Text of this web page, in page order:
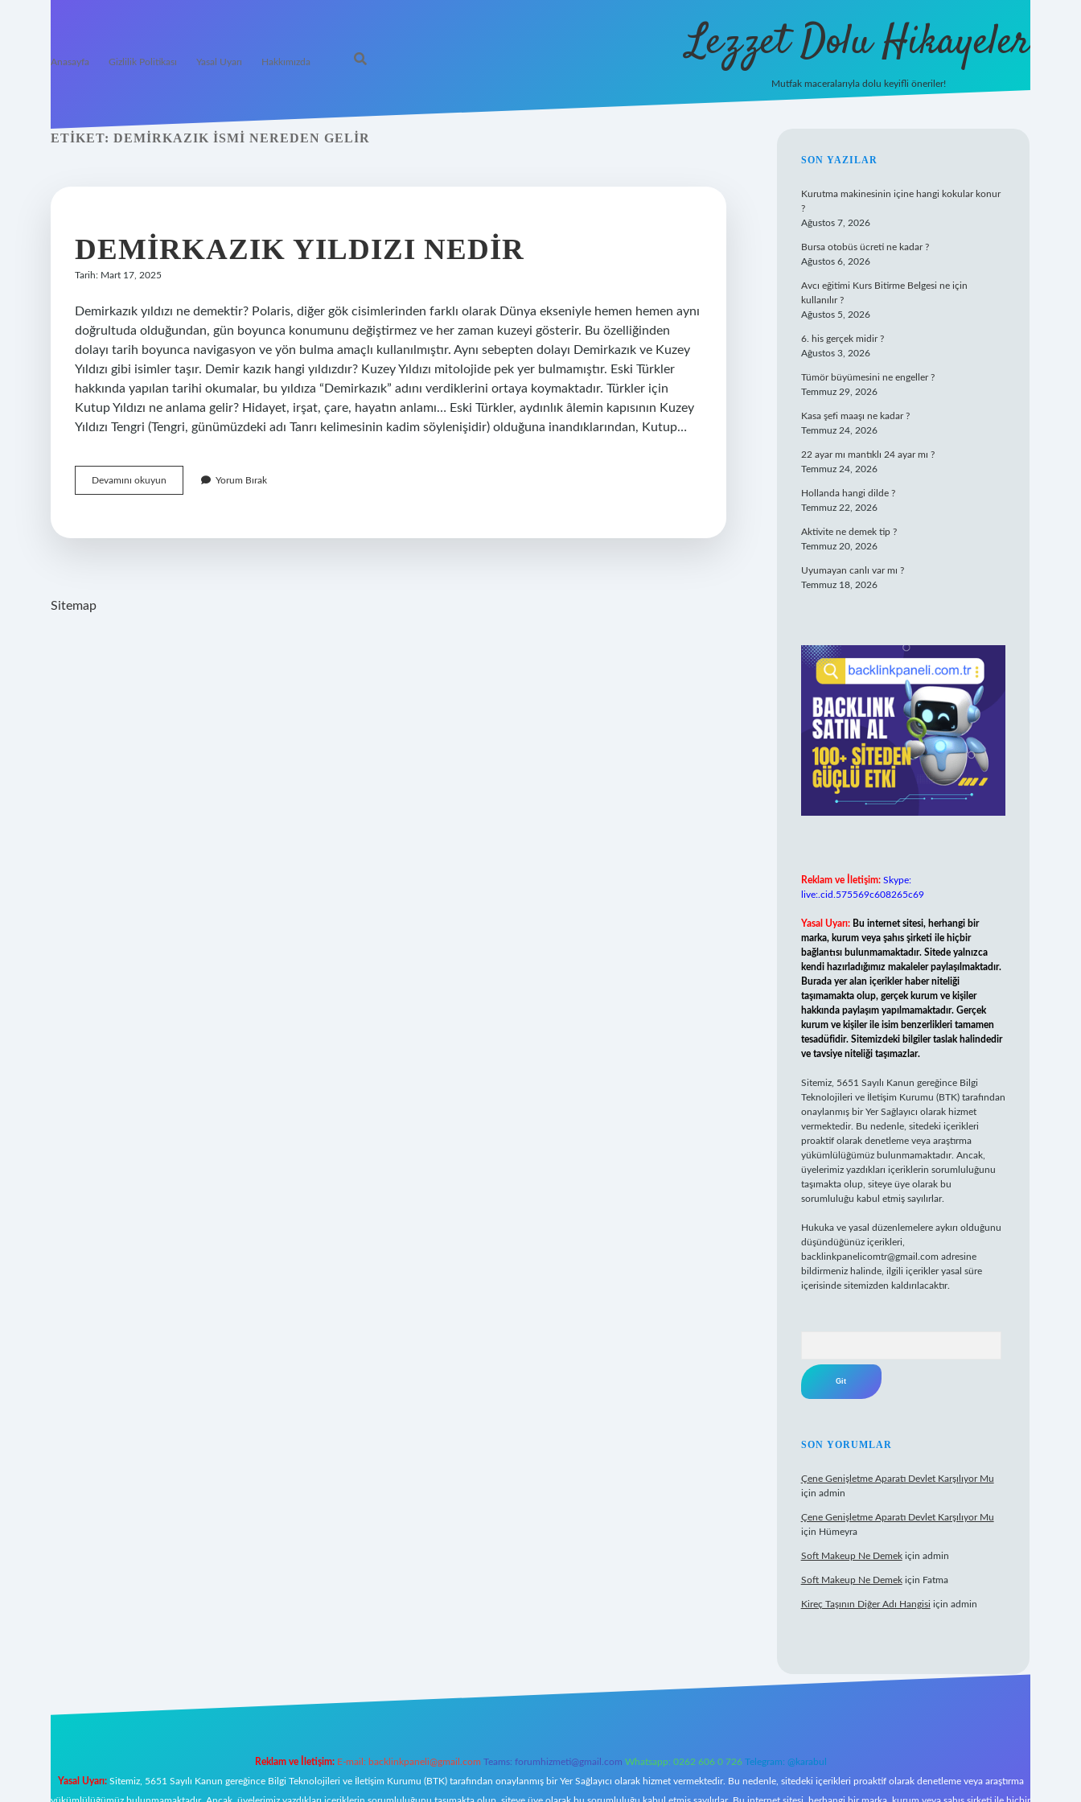
Anasayfa Gizlilik Politikası Yasal Uyarı Hakkımızda Lezzet Dolu Hikayeler
Mutfak maceralarıyla dolu keyifli öneriler!
ETIKET: DEMIRKAZIK ISMI NEREDEN GELIR
DEMIRKAZIK YILDIZI NEDIR
Tarih: Mart 17, 2025
Demirkazık yıldızı ne demektir? Polaris, diğer gök cisimlerinden farklı olarak Dünya ekseniyle hemen hemen aynı
doğrultuda olduğundan, gün boyunca konumunu değiştirmez ve her zaman kuzeyi gösterir. Bu özelliğinden
dolayı tarih boyunca navigasyon ve yön bulma amaçlı kullanılmıştır. Aynı sebepten dolayı Demirkazık ve Kuzey
Yıldızı gibi isimler taşır. Demir kazık hangi yıldızdır? Kuzey Yıldızı mitolojide pek yer bulmamıştır. Eski Türkler
hakkında yapılan tarihi okumalar, bu yıldıza “Demirkazık” adını verdiklerini ortaya koymaktadır. Türkler için
Kutup Yıldızı ne anlama gelir? Hidayet, irşat, çare, hayatın anlamı… Eski Türkler, aydınlık âlemin kapısının Kuzey
Yıldızı Tengri (Tengri, günümüzdeki adı Tanrı kelimesinin kadim söylenişidir) olduğuna inandıklarından, Kutup…
Devamını okuyun Demirkazık
Yıldızı
Yorum Bırak
Sitemap
SIDEBAR
SON YAZILAR
Kurutma makinesinin içine hangi kokular konur
?
Ağustos 7, 2026
Bursa otobüs ücreti ne kadar ?
Ağustos 6, 2026
Avcı eğitimi Kurs Bitirme Belgesi ne için
kullanılır ?
Ağustos 5, 2026
6. his gerçek midir ?
Ağustos 3, 2026
Tümör büyümesini ne engeller ?
Temmuz 29, 2026
Kasa şefi maaşı ne kadar ?
Temmuz 24, 2026
22 ayar mı mantıklı 24 ayar mı ?
Temmuz 24, 2026
Hollanda hangi dilde ?
Temmuz 22, 2026
Aktivite ne demek tip ?
Temmuz 20, 2026
Uyumayan canlı var mı ?
Temmuz 18, 2026
Reklam ve İletişim: Skype:
live:.cid.575569c608265c69
Yasal Uyarı: Bu internet sitesi, herhangi bir
marka, kurum veya şahıs şirketi ile hiçbir
bağlantısı bulunmamaktadır. Sitede yalnızca
kendi hazırladığımız makaleler paylaşılmaktadır.
Burada yer alan içerikler haber niteliği
taşımamakta olup, gerçek kurum ve kişiler
hakkında paylaşım yapılmamaktadır. Gerçek
kurum ve kişiler ile isim benzerlikleri tamamen
tesadüfidir. Sitemizdeki bilgiler taslak halindedir
ve tavsiye niteliği taşımazlar.
Sitemiz, 5651 Sayılı Kanun gereğince Bilgi
Teknolojileri ve İletişim Kurumu (BTK) tarafından
onaylanmış bir Yer Sağlayıcı olarak hizmet
vermektedir. Bu nedenle, sitedeki içerikleri
proaktif olarak denetleme veya araştırma
yükümlülüğümüz bulunmamaktadır. Ancak,
üyelerimiz yazdıkları içeriklerin sorumluluğunu
taşımakta olup, siteye üye olarak bu
sorumluluğu kabul etmiş sayılırlar.
Hukuka ve yasal düzenlemelere aykırı olduğunu
düşündüğünüz içerikleri,
backlinkpanelicomtr@gmail.com adresine
bildirmeniz halinde, ilgili içerikler yasal süre
içerisinde sitemizden kaldırılacaktır.
SON YORUMLAR
Çene Genişletme Aparatı Devlet Karşılıyor Mu
için admin
Çene Genişletme Aparatı Devlet Karşılıyor Mu
için Hümeyra
Soft Makeup Ne Demekiçin admin
Soft Makeup Ne Demekiçin Fatma
Kireç Taşının Diğer Adı Hangisi için admin
Reklam ve İletişim: E-mail: backlinkpaneli@gmail.com Teams: forumhizmeti@gmail.com Whatsapp: 0262 606 0 726 Telegram: @karabul
Yasal Uyarı:Sitemiz, 5651 Sayılı Kanun gereğince Bilgi Teknolojileri ve İletişim Kurumu (BTK) tarafından onaylanmış bir Yer Sağlayıcı olarak hizmet vermektedir. Bu nedenle, sitedeki içerikleri proaktif olarak denetleme veya araştırma